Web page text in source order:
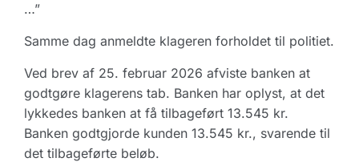
…”
Samme dag anmeldte klageren forholdet til politiet.
Ved brev af 25. februar 2026 afviste banken at
godtgøre klagerens tab. Banken har oplyst, at det
lykkedes banken at få tilbageført 13.545 kr.
Banken godtgjorde kunden 13.545 kr., svarende til
det tilbageførte beløb.